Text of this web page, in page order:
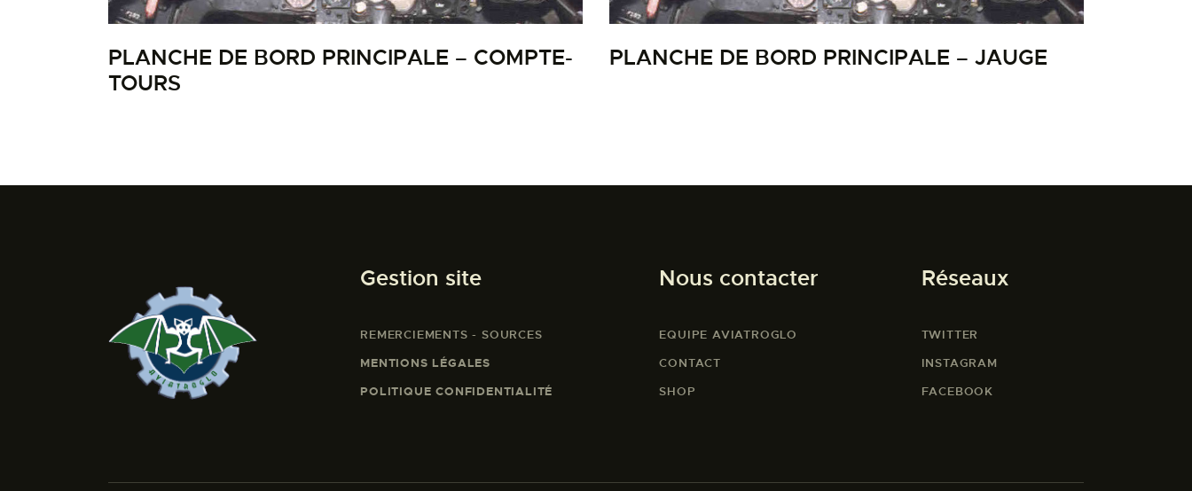
PLANCHE DE BORD PRINCIPALE – COMPTE-
TOURS
PLANCHE DE BORD PRINCIPALE – JAUGE
Gestion site
REMERCIEMENTS - SOURCES
MENTIONS LÉGALES
POLITIQUE CONFIDENTIALITÉ
Nous contacter
EQUIPE AVIATROGLO
CONTACT
SHOP
Réseaux
TWITTER
INSTAGRAM
FACEBOOK